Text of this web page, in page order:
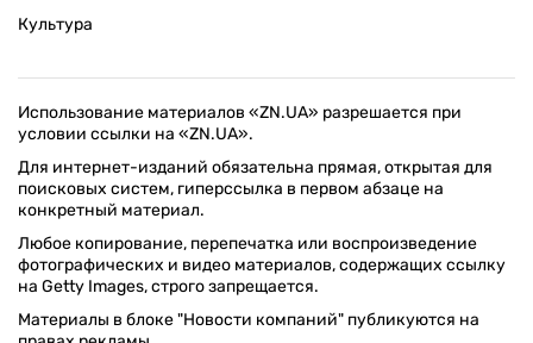
Культура
Использование материалов «ZN.UA» разрешается при
условии ссылки на «ZN.UA».
Для интернет-изданий обязательна прямая, открытая для
поисковых систем, гиперссылка в первом абзаце на
конкретный материал.
Любое копирование, перепечатка или воспроизведение
фотографических и видео материалов, содержащих ссылку
на Getty Images, строго запрещается.
Материалы в блоке "Новости компаний" публикуются на